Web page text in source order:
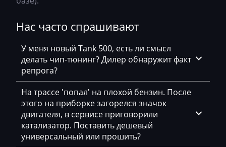
Derways
Dewulf
Dieci
Dodge
Dongfeng
Doosan
Нас часто спрашивают
У меня новый Tank 500, есть ли смысл
делать чип-тюнинг? Дилер обнаружит факт
репрога?
На трассе 'попал' на плохой бензин. После
этого на приборке загорелся значок
двигателя, в сервисе приговорили
катализатор. Поставить дешевый
универсальный или прошить?